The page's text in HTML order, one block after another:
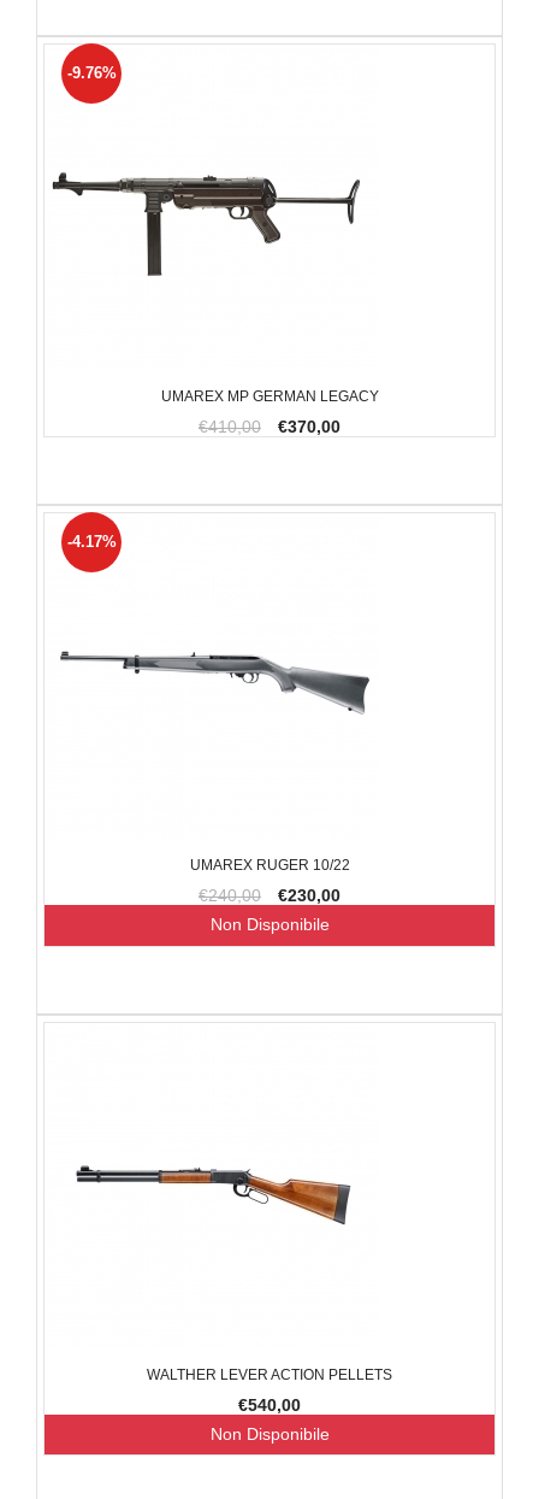
UMAREX MP GERMAN LEGACY
€410,00 €370,00
-9.76%
UMAREX RUGER 10/22
€240,00 €230,00
-4.17%
Non Disponibile
WALTHER LEVER ACTION PELLETS
€540,00
Non Disponibile